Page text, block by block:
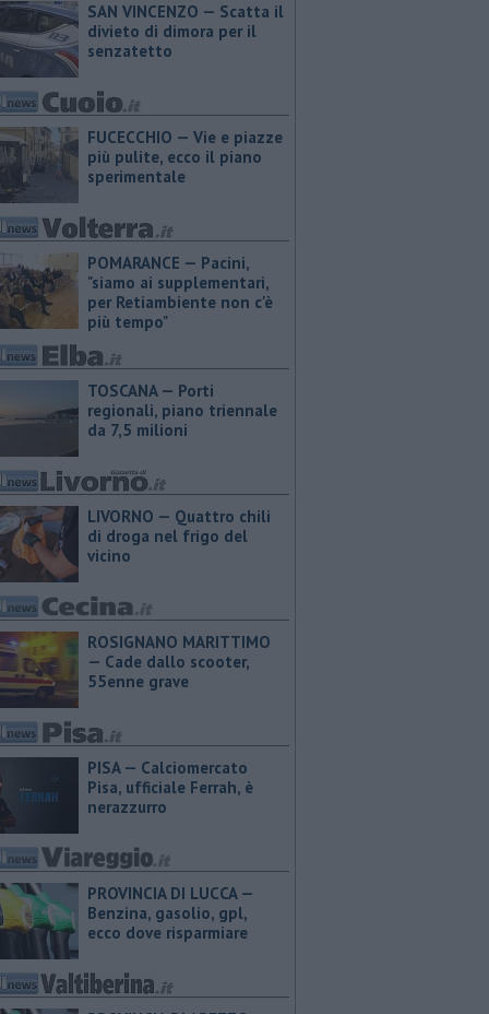
SAN VINCENZO — Scatta il
divieto di dimora per il
senzatetto
FUCECCHIO — Vie e piazze
più pulite, ecco il piano
sperimentale
POMARANCE — Pacini,
"siamo ai supplementari,
per Retiambiente non c'è
più tempo"
TOSCANA — Porti
regionali, piano triennale
da 7,5 milioni
LIVORNO — Quattro chili
di droga nel frigo del
vicino
ROSIGNANO MARITTIMO
— Cade dallo scooter,
55enne grave
PISA — Calciomercato
Pisa, ufficiale Ferrah, è
nerazzurro
PROVINCIA DI LUCCA — ​
Benzina, gasolio, gpl,
ecco dove risparmiare